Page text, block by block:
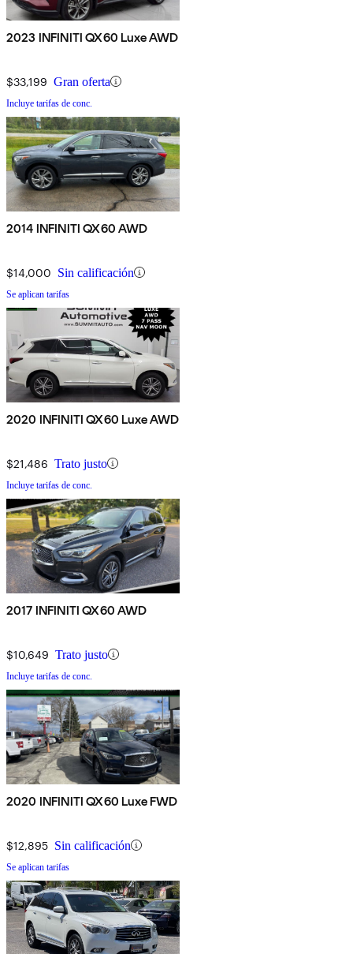
2023 INFINITI QX60 Luxe AWD
$33,199 Gran oferta
Incluye tarifas de conc.
2014 INFINITI QX60 AWD
$14,000 Sin calificación
Se aplican tarifas
2020 INFINITI QX60 Luxe AWD
$21,486 Trato justo
Incluye tarifas de conc.
2017 INFINITI QX60 AWD
$10,649 Trato justo
Incluye tarifas de conc.
2020 INFINITI QX60 Luxe FWD
$12,895 Sin calificación
Se aplican tarifas